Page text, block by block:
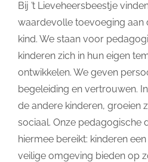
Bij ’t Lieveheersbeestje
waardevolle toevoeging aan
kind. We staan voor
kinderen zich in hun eigen
ontwikkelen. We geven
begeleiding en vertrouwen.
de andere kinderen, groeien
sociaal. Onze pedagogische
hiermee bereikt: kinderen
veilige omgeving bieden op